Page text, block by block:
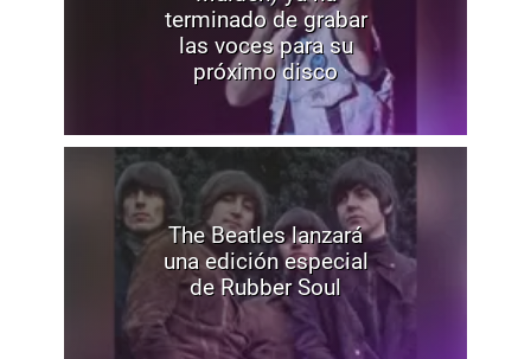
terminado de grabar
las voces para su
próximo disco
The Beatles lanzará
una edición especial
de Rubber Soul